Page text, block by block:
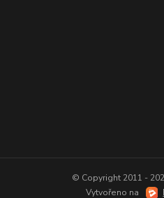
© Copyright 2011 -
Vytvořeno na